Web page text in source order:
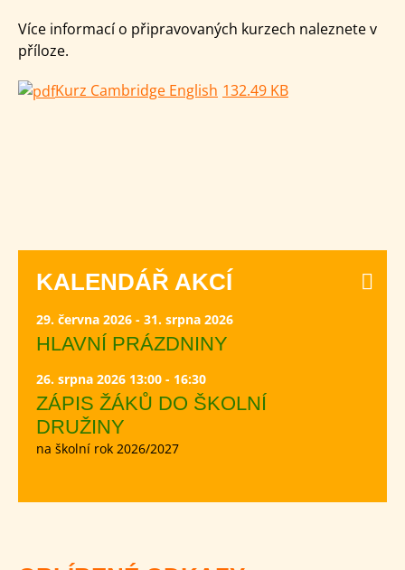
Více informací o připravovaných kurzech naleznete v
příloze.
Kurz Cambridge English 132.49 KB
KALENDÁŘ AKCÍ
29. června 2026 - 31. srpna 2026
HLAVNÍ PRÁZDNINY
26. srpna 2026 13:00 - 16:30
ZÁPIS ŽÁKŮ DO ŠKOLNÍ
DRUŽINY
na školní rok 2026/2027